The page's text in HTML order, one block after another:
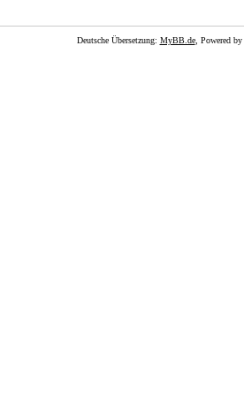
Deutsche Übersetzung: MyBB.de, Powered by